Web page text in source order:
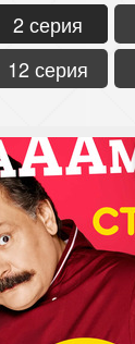
2 серия
12 серия